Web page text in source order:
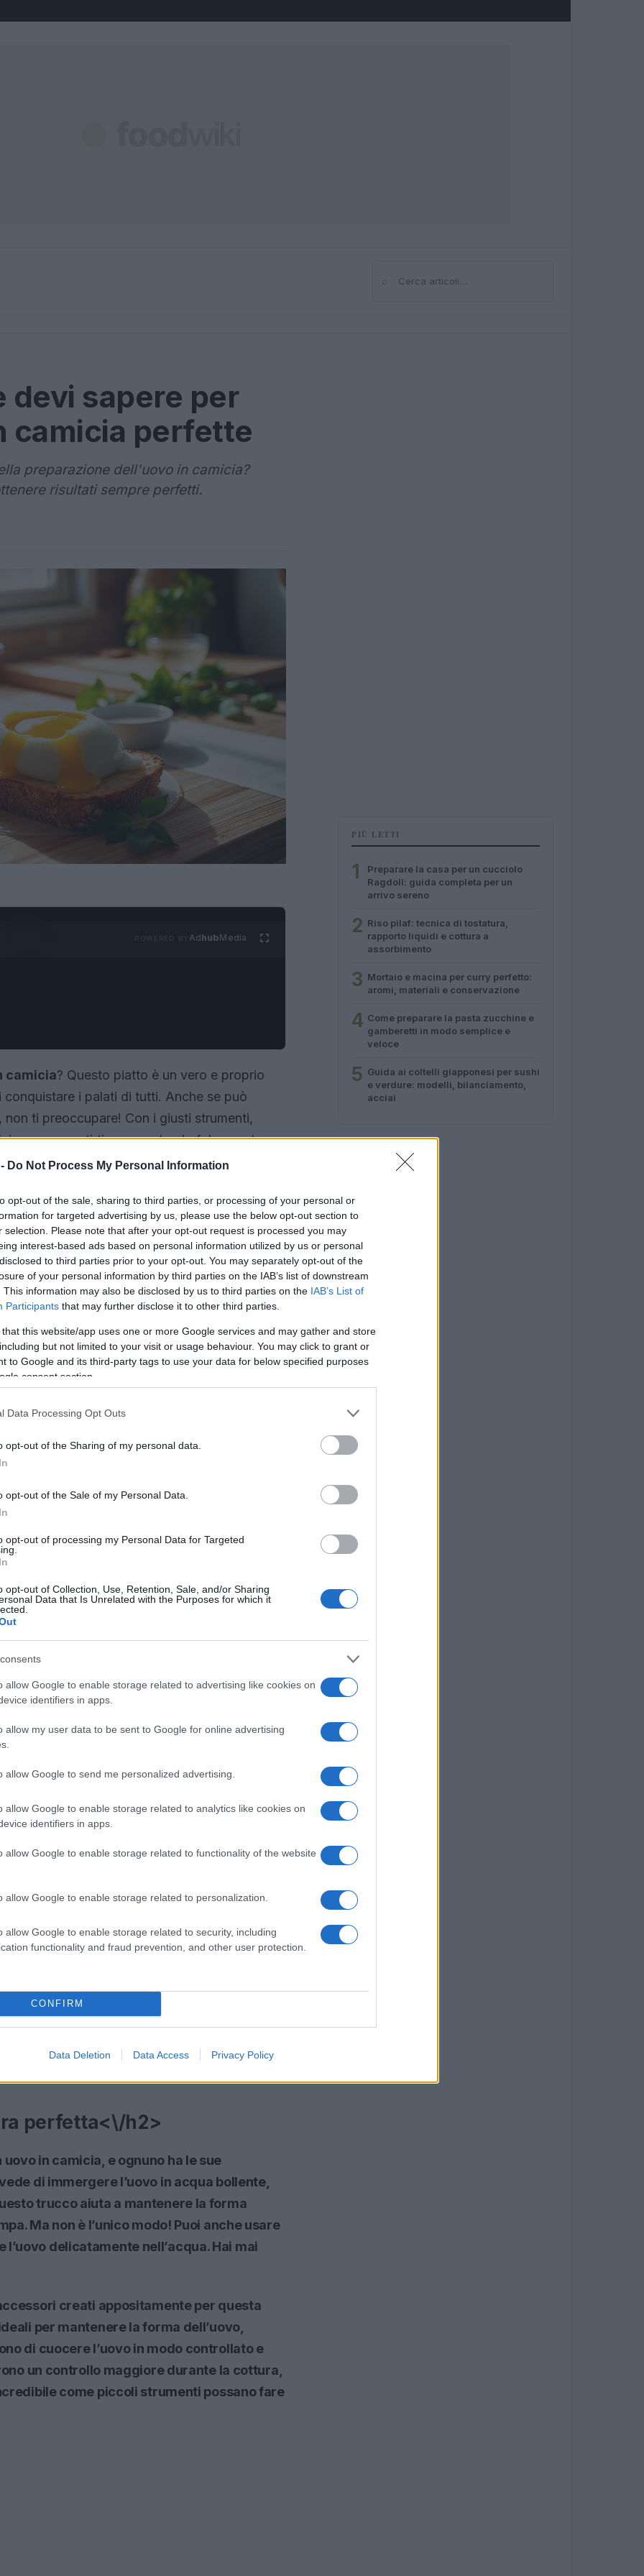
Do Not Process My Personal Information
opt-out of the sale, sharing to third parties, or processing of your personal or
for targeted advertising by us, please use the below opt-out section to
selection. Please note that after your opt-out request is processed you may
interest-based ads based on personal information utilized by us or personal
to third parties prior to your opt-out. You may separately opt-out of the
of your personal information by third parties on the IAB’s list of downstream
This information may also be disclosed by us to third parties on the IAB’s List of
Participants that may further disclose it to other third parties.
that this website/app uses one or more Google services and may gather and store
but not limited to your visit or usage behaviour. You may click to grant or
to Google and its third-party tags to use your data for below specified purposes
consent section.
Data Processing Opt Outs
opt-out of the Sharing of my personal data.
opt-out of the Sale of my Personal Data.
opt-out of processing my Personal Data for Targeted
opt-out of Collection, Use, Retention, Sale, and/or Sharing
Data that Is Unrelated with the Purposes for which it
allow Google to enable storage related to advertising like cookies on
identifiers in apps.
allow my user data to be sent to Google for online advertising
allow Google to send me personalized advertising.
allow Google to enable storage related to analytics like cookies on
identifiers in apps.
allow Google to enable storage related to functionality of the website
allow Google to enable storage related to personalization.
allow Google to enable storage related to security, including
functionality and fraud prevention, and other user protection.
CONFIRM
Data Deletion Data Access Privacy Policy
Cerca
devi sapere per
camicia perfette
preparazione dell'uovo in camicia?
risultati sempre perfetti.
AdhubMedia
camicia? Questo piatto è un vero e proprio
i palati di tutti. Anche se può
ti preoccupare! Con i giusti strumenti,
senza sentirti un esperto chef. In questo
da cucina per ottenere un uovo in
ciascuno per aiutarti a fare la scelta giusta.
cuocere l’uovo in
mancare è ilportauova: permette di
riducendo al minimo il rischio di
lapadella antiaderente: un’alleata
durante la cottura, garantendo risultati
per estrarre l’uovo dalla pentola
tua disposizione, preparare un uovo in
Scegli utensili facili da usare e semplici
ancora più agevole e divertente. Non è
con un piatto così raffinato?<\/p>
perfetta<\/h2>
in camicia, e ognuno ha le sue
di immergere l’uovo in acqua bollente,
trucco aiuta a mantenere la forma
Ma non è l’unico modo! Puoi anche usare
delicatamente nell’acqua. Hai mai
creati appositamente per questa
per mantenere la forma dell’uovo,
di cuocere l’uovo in modo controllato e
un controllo maggiore durante la cottura,
come piccoli strumenti possano fare
PIÙ LETTI
1
Preparare la casa per un cucciolo
Ragdoll: guida completa per un
arrivo sereno
2 Riso pilaf: tecnica di tostatura,
rapporto liquidi e cottura a
assorbimento
3 Mortaio e macina per curry perfetto:
aromi, materiali e conservazione
4 Come preparare la pasta zucchine e
gamberetti in modo semplice e
veloce
5 Guida ai coltelli giapponesi per sushi
e verdure: modelli, bilanciamento,
acciai